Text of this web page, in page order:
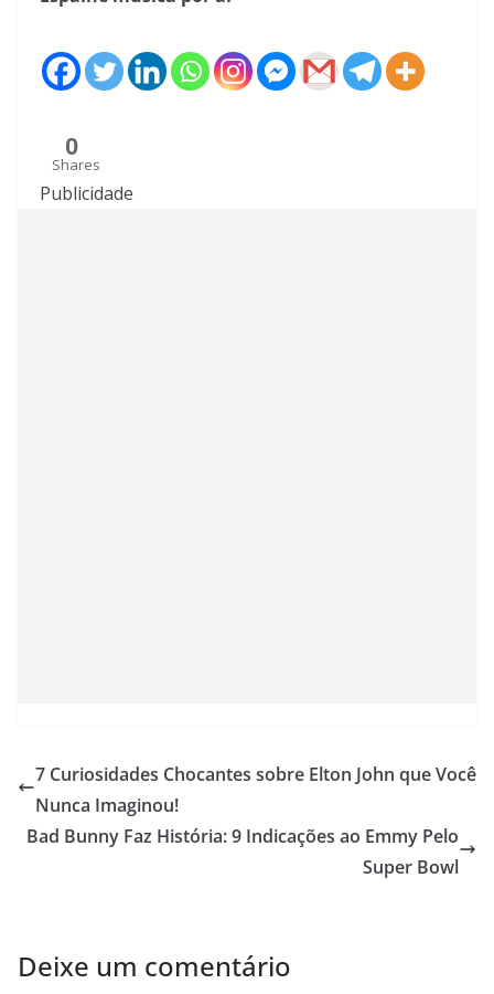
0
Shares
Publicidade
7 Curiosidades Chocantes sobre Elton John que Você
Nunca Imaginou!
Bad Bunny Faz História: 9 Indicações ao Emmy Pelo
Super Bowl
Deixe um comentário